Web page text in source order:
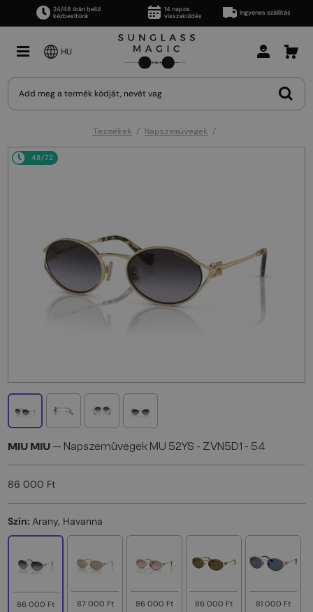
24/48 órán belül
kézbesítünk
14 napos
visszaküldés
Ingyenes szállítás
HU
Termékek Napszemüvegek
48/72
MIU MIU — Napszemüvegek MU 52YS - ZVN5D1 - 54
86 000 Ft
Szín: Arany, Havanna
86 000 Ft 87 000 Ft 86 000 Ft 86 000 Ft 81 000 Ft